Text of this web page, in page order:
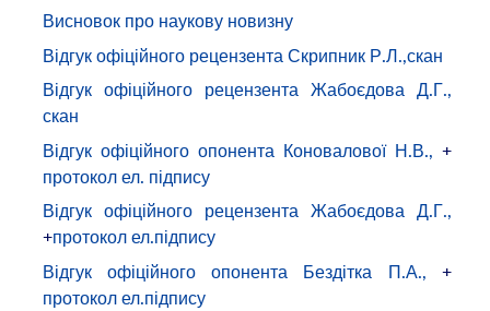
Висновок про наукову новизну
Відгук офіційного рецензента Скрипник Р.Л.,скан
Відгук офіційного рецензента Жабоєдова Д.Г.,
скан
Відгук офіційного опонента Коновалової Н.В., +
протокол ел. підпису
Відгук офіційного рецензента Жабоєдова Д.Г.,
+протокол ел.підпису
Відгук офіційного опонента Бездітка П.А., +
протокол ел.підпису